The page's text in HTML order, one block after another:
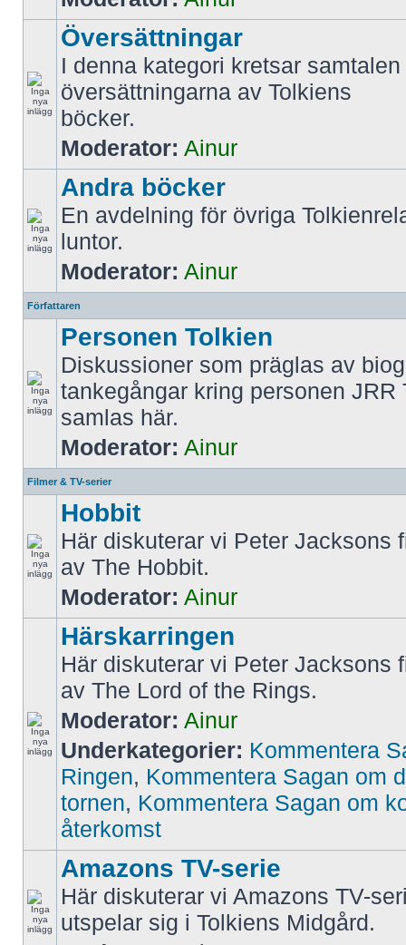
Översättningar
I denna kategori kretsar
översättningarna av Tolkiens
böcker.
Moderator: Ainur
Andra böcker
En avdelning för övriga
luntor.
Moderator: Ainur
Författaren
Personen Tolkien
Diskussioner som präglas av
tankegångar kring personen JRR
samlas här.
Moderator: Ainur
Filmer & TV-serier
Hobbit
Här diskuterar vi Peter Jacksons
av The Hobbit.
Moderator: Ainur
Härskarringen
Här diskuterar vi Peter Jacksons
av The Lord of the Rings.
Moderator: Ainur
Underkategorier: Kommentera
Ringen, Kommentera Sagan om
tornen, Kommentera Sagan om
återkomst
Amazons TV-serie
Här diskuterar vi Amazons TV-
utspelar sig i Tolkiens Midgård.